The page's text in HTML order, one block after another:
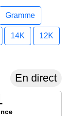
Gramme
14K 12K
En direct